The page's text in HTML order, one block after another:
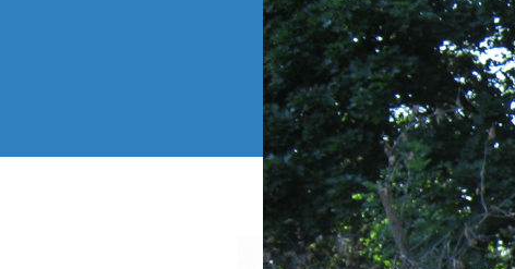
KONTO BANKOWE